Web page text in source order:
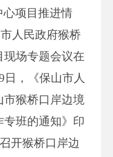
心项目推进情
人民政府猴桥
现场专题会议在
，《保山市人
市猴桥口岸边境
专班的通知》印
开猴桥口岸边